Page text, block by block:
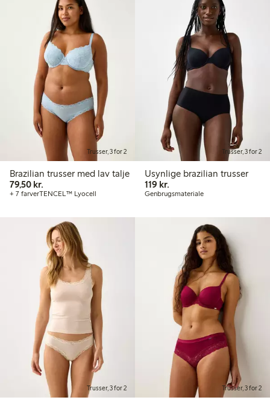
Trusser, 3 for 2
Brazilian trusser med lav talje
79,50 kr.
+ 7 farverTENCEL™ Lyocell
Trusser, 3 for 2
Usynlige brazilian trusser
119 kr.119,00 kr.
Genbrugsmateriale
Trusser, 3 for 2 Trusser, 3 for 2